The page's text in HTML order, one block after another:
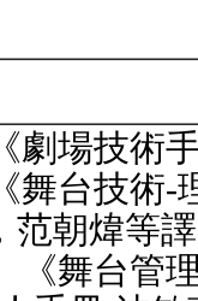
劇場技術
舞台技術-
范朝煒等
《舞台管